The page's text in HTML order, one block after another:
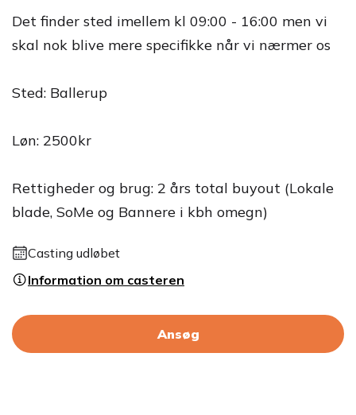
Det finder sted imellem kl 09:00 - 16:00 men vi
skal nok blive mere specifikke når vi nærmer os
Sted: Ballerup
Løn: 2500kr
Rettigheder og brug: 2 års total buyout (Lokale
blade, SoMe og Bannere i kbh omegn)
Casting udløbet
Information om casteren
Ansøg